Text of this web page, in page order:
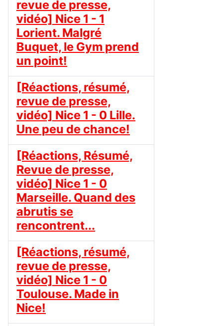
revue de presse,
vidéo] Nice 1 - 1
Lorient. Malgré
Buquet, le Gym prend
un point!
[Réactions, résumé,
revue de presse,
vidéo] Nice 1 - 0 Lille.
Une peu de chance!
[Réactions, Résumé,
Revue de presse,
vidéo] Nice 1 - 0
Marseille. Quand des
abrutis se
rencontrent...
[Réactions, résumé,
revue de presse,
vidéo] Nice 1 - 0
Toulouse. Made in
Nice!